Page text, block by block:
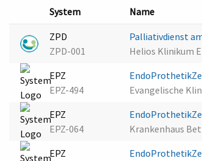
System Name
ZPD
ZPD-001
Palliativdienst
Helios Klinikum
EPZ
EPZ-494
Evangelische
EPZ
EPZ-064
Krankenhaus
EPZ